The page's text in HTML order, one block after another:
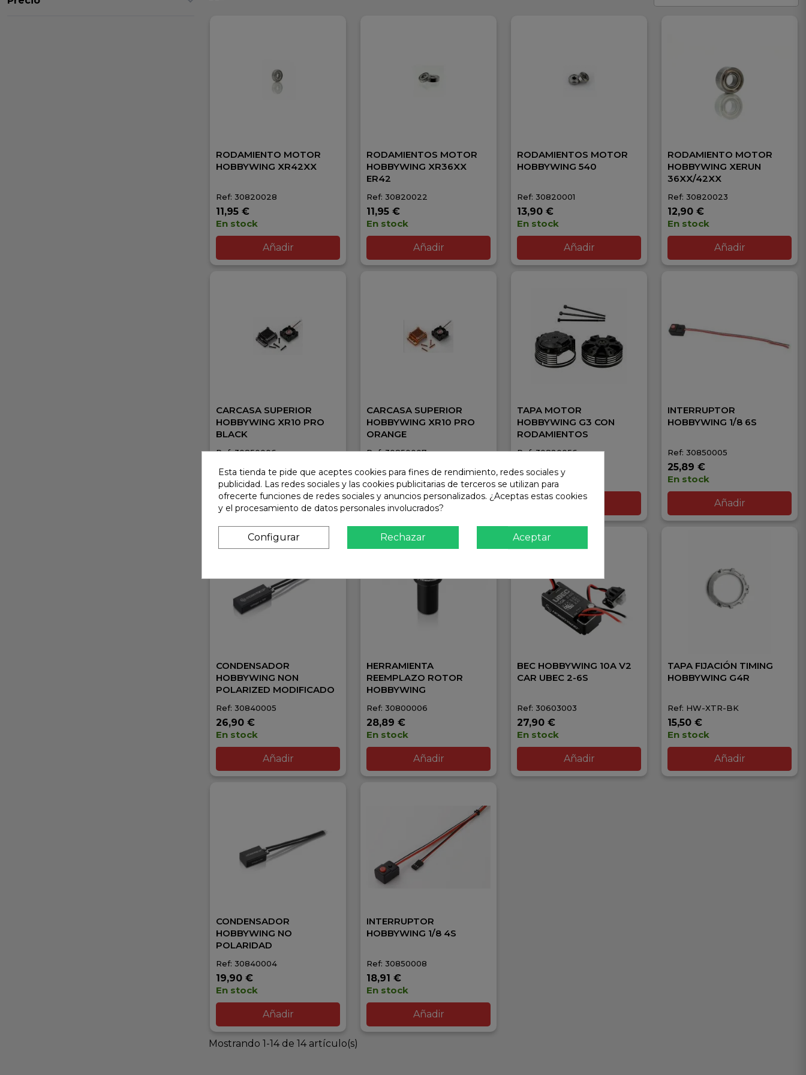
RODAMIENTO MOTOR
HOBBYWING XR42XX
Ref: 30820028
11,95 €
En stock
Añadir
RODAMIENTOS MOTOR
HOBBYWING XR36XX
ER42
Ref: 30820022
11,95 €
En stock
Añadir
RODAMIENTOS MOTOR
HOBBYWING 540
Ref: 30820001
13,90 €
En stock
Añadir
RODAMIENTO MOTOR
HOBBYWING XERUN
36XX/42XX
Ref: 30820023
12,90 €
En stock
Añadir
CARCASA SUPERIOR
HOBBYWING XR10 PRO
BLACK
Ref: 30850006
34,50 €
En stock
Añadir
CARCASA SUPERIOR
HOBBYWING XR10 PRO
ORANGE
Ref: 30850007
34,50 €
En stock
Añadir
TAPA MOTOR
HOBBYWING G3 CON
RODAMIENTOS
Ref: 30820056
38,50 €
En stock
Añadir
INTERRUPTOR
HOBBYWING 1/8 6S
Ref: 30850005
25,89 €
En stock
Añadir
CONDENSADOR
HOBBYWING NON
POLARIZED MODIFICADO
Ref: 30840005
26,90 €
En stock
Añadir
HERRAMIENTA
REEMPLAZO ROTOR
HOBBYWING
Ref: 30800006
28,89 €
En stock
Añadir
BEC HOBBYWING 10A V2
CAR UBEC 2-6S
Ref: 30603003
27,90 €
En stock
Añadir
TAPA FIJACIÓN TIMING
HOBBYWING G4R
Ref: HW-XTR-BK
15,50 €
En stock
Añadir
CONDENSADOR
HOBBYWING NO
POLARIDAD
Ref: 30840004
19,90 €
En stock
Añadir
INTERRUPTOR
HOBBYWING 1/8 4S
Ref: 30850008
18,91 €
En stock
Añadir
Mostrando 1-14 de 14 artículo(s)
Esta tienda te pide que aceptes cookies para fines de rendimiento, redes sociales y
publicidad. Las redes sociales y las cookies publicitarias de terceros se utilizan para
ofrecerte funciones de redes sociales y anuncios personalizados. ¿Aceptas estas cookies
y el procesamiento de datos personales involucrados?
Configurar Rechazar Aceptar